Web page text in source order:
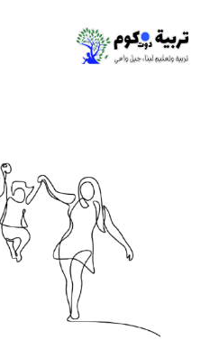
المحتوى